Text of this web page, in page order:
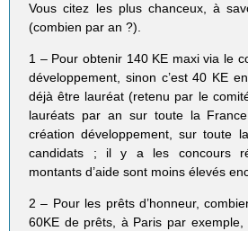
Vous citez les plus chanceux, à
(combien par an ?).
1 – Pour obtenir 140 KE maxi via le
développement, sinon c’est 40 KE
déjà être lauréat (retenu par le
lauréats par an sur toute la
création développement, sur toute
candidats ; il y a les concours
montants d’aide sont moins élevés
2 – Pour les prêts d’honneur,
60KE de prêts, à Paris par